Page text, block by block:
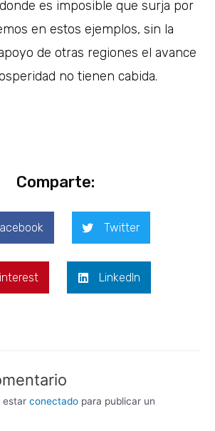
es imposible que surja por
en estos ejemplos, sin la
de otras regiones el avance
no tienen cabida.
Comparte:
Twitter
LinkedIn
estar conectado para publicar un